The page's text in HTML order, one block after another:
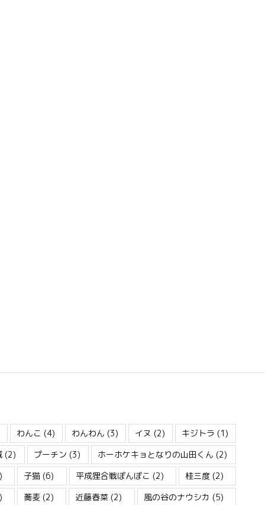
わんこ (4) わんわん (3) イヌ (2) キジトラ (1)
(2) プーチン (3) ホーホケキョとなりの山田くん (2)
子猫 (6) 平成狸合戦ぽんぽこ (2) 桂三度(2)
蕎麦(2) 近藤春菜 (2) 風の谷のナウシカ (5)